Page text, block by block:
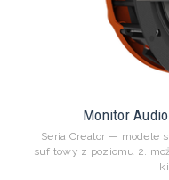
Monitor
Seria Creator — modele
sufitowy z poziomu 2.